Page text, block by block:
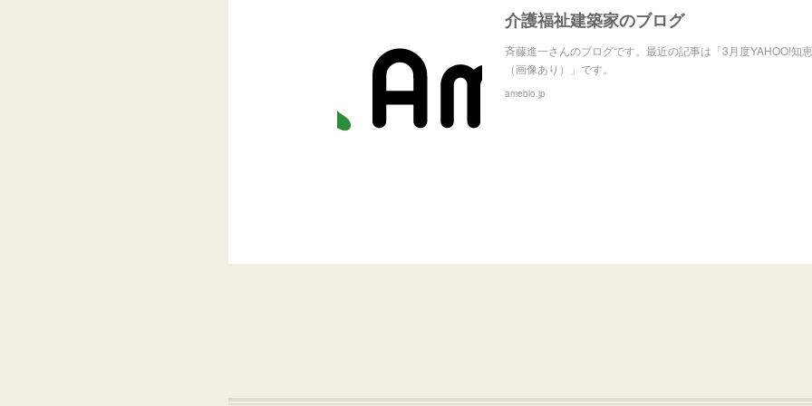
介護福祉建築家のブログ
斉藤進一さんのブログです。最近の記事は「3月度YAHOO!知
（画像あり）」です。
ameblo.jp